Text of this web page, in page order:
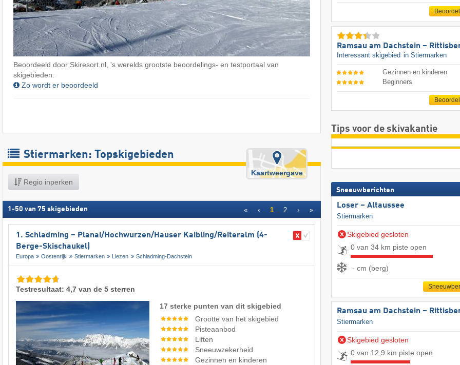
Beoordeeld door Skiresort.nl, 's werelds grootste beoordelings- en testportaal van
skigebieden.
Zo wordt er beoordeeld
Stiermarken: Topskigebieden
Regio inperken
Kaartweergave
1 -50 van 75 skigebieden « ‹ 1 2 › »
1. Schladming – Planai/​Hochwurzen/​Hauser Kaibling/​Reiteralm (4-
Berge-Skischaukel)
Europa Oostenrijk Stiermarken Liezen Schladming-Dachstein
Testresultaat: 4,7 van de 5 sterren
17 sterke punten van dit skigebied
Grootte van het skigebied
Pisteaanbod
Liften
Sneeuwzekerheid
Gezinnen en kinderen
Ramsau am Dachstein –
Interessant skigebied in Stiermarken
Gezinnen en kinderen
Beginners
Tips voor de skivakantie
Sneeuwberichten
Loser – Altaussee
Stiermarken
Skigebied gesloten
0 van 34 km piste open
- cm (berg)
Ramsau am Dachstein –
Stiermarken
Skigebied gesloten
0 van 12,9 km piste open